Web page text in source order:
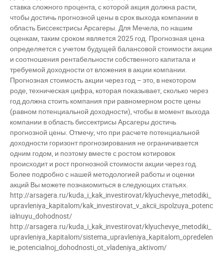
ставка сложного процента, с которой акция должна расти,
чтобы достичь прогнозной цены в срок выхода компании в
область Биссекстрисы Арсагеры. Для Мечела, по нашим
оценкам, таким сроком является 2025 год. Прогнозная цена
определяется с учетом будущей балансовой стоимости акции
и соотношения рентабельности собственного капитала и
требуемой доходности от вложения в акции компании.
Прогнозная стоимость акции через год – это, в некотором
роде, техническая цифра, которая показывает, сколько через
год должна стоить компания при равномерном росте цены
(равном потенциальной доходности), чтобы в момент выхода
компании в область биссектрисы Арсагеры достичь
прогнозной цены. Отмечу, что при расчете потенциальной
доходности горизонт прогнозирования не ограничивается
одним годом, и поэтому вместе с ростом котировок
происходит и рост прогнозной стоимости акции через год.
Более подробно с нашей методологией работы и оценки
акций Вы можете познакомиться в следующих статьях.
http://arsagera.ru/kuda_i_kak_investirovat/klyuchevye_metodiki_
upravleniya_kapitalom/kak_investirovat_v_akcii_ispolzuya_potenc
ialnuyu_dohodnost/
http://arsagera.ru/kuda_i_kak_investirovat/klyuchevye_metodiki_
upravleniya_kapitalom/sistema_upravleniya_kapitalom_opredelen
ie_potencialnoj_dohodnosti_ot_vladeniya_aktivom/